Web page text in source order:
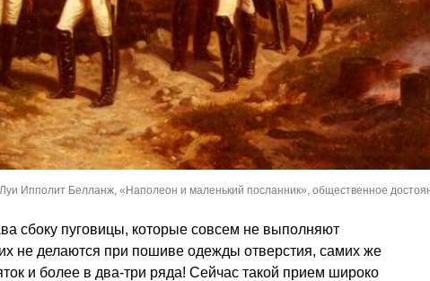
Ипполит Белланж, «Наполеон и маленький посланник», общественное
сбоку пуговицы, которые совсем не выполняют
не делаются при пошиве одежды отверстия, самих же
и более в два-три ряда! Сейчас такой прием широко